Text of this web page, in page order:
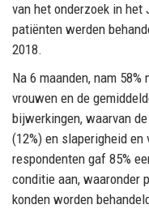
van het onderzoek in
patiënten werden
2018.
Na 6 maanden, nam
vrouwen en de
bijwerkingen, waarvan
(12%) en slaperigheid
respondenten gaf 85%
conditie aan, waaronder
konden worden